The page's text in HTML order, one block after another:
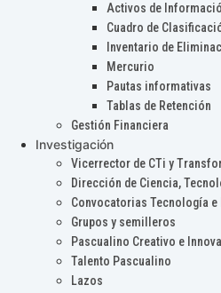
Activos de
Cuadro de
Inventario de
Mercurio
Pautas informativas
Tablas de Retención
Gestión Financiera
Investigación
Vicerrector de CTi y
Dirección de Ciencia,
Convocatorias Tecnología e
Grupos y semilleros
Pascualino Creativo e
Talento Pascualino
Lazos